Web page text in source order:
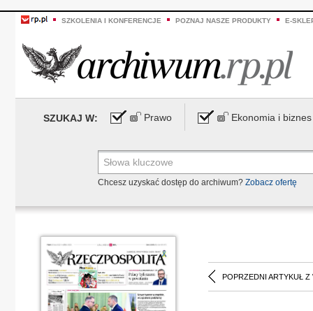
SZKOLENIA I KONFERENCJE POZNAJ NASZE PRODUKTY E-
SZUKAJ W: Prawo Ekonomia i biznes
Chcesz uzyskać dostęp do archiwum? Zobacz ofertę
POPRZEDNI ARTYKUŁ Z